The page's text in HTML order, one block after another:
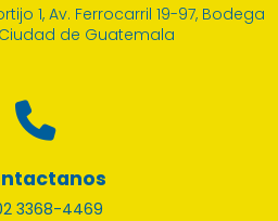
1, Av. Ferrocarril 19-97, Bodega
Ciudad de Guatemala
3368-4469